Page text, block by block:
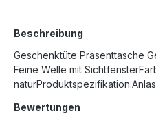
Beschreibung
Geschenktüte Präsenttasche
Feine Welle mit
Bewertungen